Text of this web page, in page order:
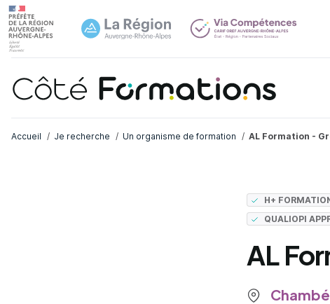
Accueil Je recherche Un organisme de formation AL Formation -
H+
QUALIOPI
AL